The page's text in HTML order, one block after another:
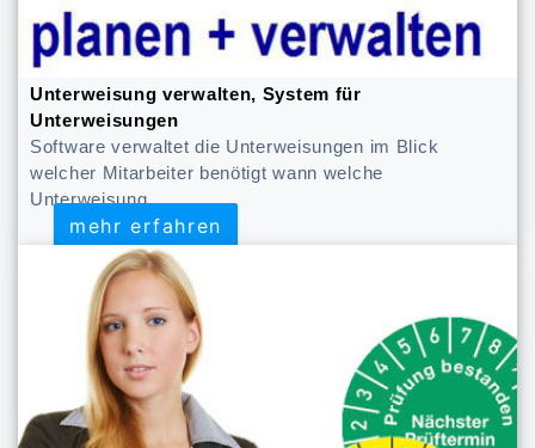
Unterweisung verwalten, System für
Unterweisungen
Software verwaltet die Unterweisungen im Blick
welcher Mitarbeiter benötigt wann welche
Unterweisung
mehr erfahren
mehr erfahren